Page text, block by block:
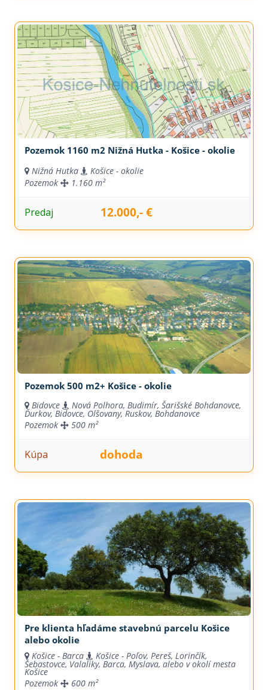
Pozemok 1160 m2 Nižná Hutka - Košice - okolie
Nižná Hutka
Košice - okolie
Pozemok
1.160 m²
Predaj 12.000,- €
Pozemok 500 m2+ Košice - okolie
Bidovce Nová Polhora, Budimír, Šarišské Bohdanovce,
Ďurkov, Bidovce, Olšovany, Ruskov, Bohdanovce
Pozemok
500 m²
Kúpa dohoda
Pre klienta hľadáme stavebnú parcelu Košice
alebo okolie
Košice - Barca Košice - Poľov, Pereš, Lorinčík,
Šebastovce, Valaliky, Barca, Myslava, alebo v okolí mesta
Košice
Pozemok
600 m²